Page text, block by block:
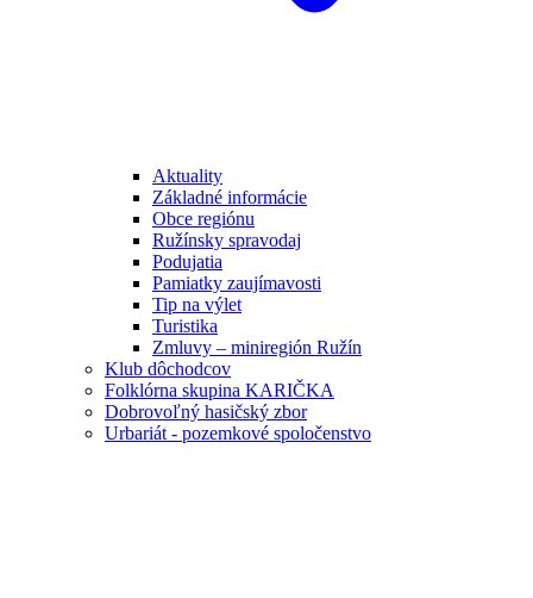
Aktuality
Základné informácie
Obce regiónu
Ružínsky spravodaj
Podujatia
Pamiatky zaujímavosti
Tip na výlet
Turistika
Zmluvy – miniregión Ružín
Klub dôchodcov
Folklórna skupina KARIČKA
Dobrovoľný hasičský zbor
Urbariát - pozemkové spoločenstvo